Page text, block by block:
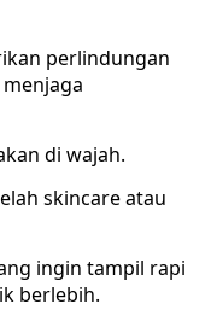
perlindungan
di wajah.
skincare atau
ingin tampil rapi
berlebih.